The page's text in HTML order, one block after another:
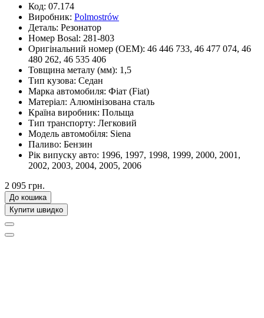
Код: 07.174
Виробник: Polmostrów
Деталь: Резонатор
Номер Bosal: 281-803
Оригінальний номер (OEM): 46 446 733, 46 477 074, 46
480 262, 46 535 406
Товщина металу (мм): 1,5
Тип кузова: Седан
Марка автомобиля: Фіат (Fiat)
Матеріал: Алюмінізована сталь
Країна виробник: Польща
Тип транспорту: Легковий
Модель автомобіля: Siena
Паливо: Бензин
Рік випуску авто: 1996, 1997, 1998, 1999, 2000, 2001,
2002, 2003, 2004, 2005, 2006
2 095 грн.
До кошика
Купити швидко